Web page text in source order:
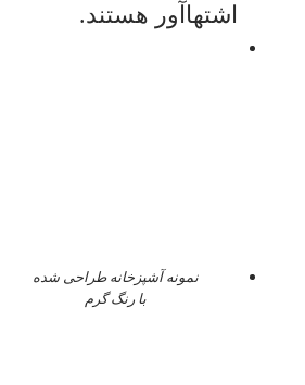
اشتهاآور هستند.
نمونه آشپزخانه طراحی شده
با رنگ گرم